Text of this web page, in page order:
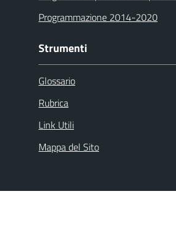
Programmazione 2014-2020
Strumenti
Glossario
Rubrica
Link Utili
Mappa del Sito